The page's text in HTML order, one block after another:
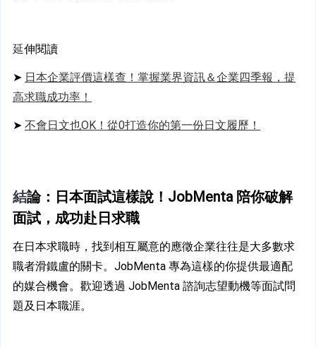
延伸閱讀
➤ 日本企業評價這樣查！掌握業界資訊＆企業四季報，提
高求職成功率！
➤ 不會日文也OK！從0打造你的第一份日文履歷！
結論：日本面試這樣說！JobMenta 陪你破解
面試，成功赴日求職
在日本求職時，找到相互屬意的應徵企業往往是大多數求
職者滑鐵盧的關卡。JobMenta 專為這樣的你提供最適配
的媒合機會。歡迎透過 JobMenta 諮詢志望動機等面試問
題及日本職涯。